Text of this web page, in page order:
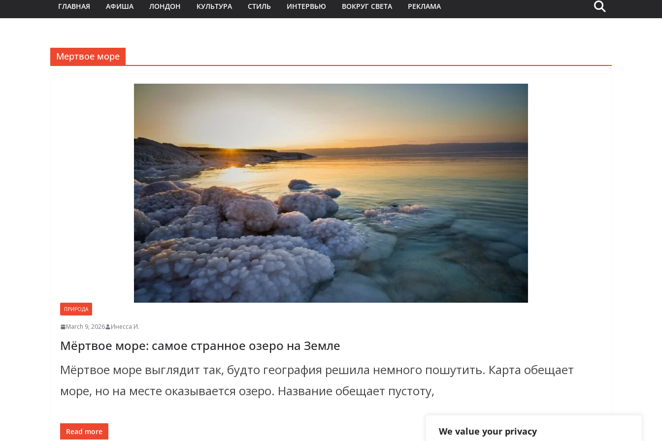
We value your privacy
ГЛАВНАЯ АФИША ЛОНДОН КУЛЬТУРА СТИЛЬ ИНТЕРВЬЮ ВОКРУГ СВЕТА РЕКЛАМА
Мертвое море
ПРИРОДА
March 9, 2026 Инесса И.
Мёртвое море: самое странное озеро на Земле
Мёртвое море выглядит так, будто география решила немного пошутить. Карта обещает
море, но на месте оказывается озеро. Название обещает пустоту,
Read more